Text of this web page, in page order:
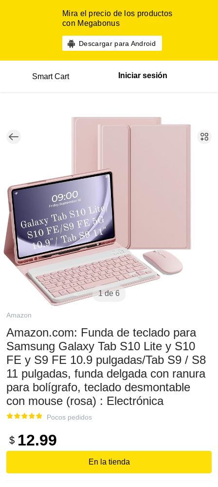
Mira el precio de los productos
con Megabonus
Descargar para Android
Smart Cart Iniciar sesión
1 de 6
Amazon
Amazon.com: Funda de teclado para
Samsung Galaxy Tab S10 Lite y S10
FE y S9 FE 10.9 pulgadas/Tab S9 / S8
11 pulgadas, funda delgada con ranura
para bolígrafo, teclado desmontable
con mouse (rosa) : Electrónica
Pocos pedidos
$ 12.99
En la tienda